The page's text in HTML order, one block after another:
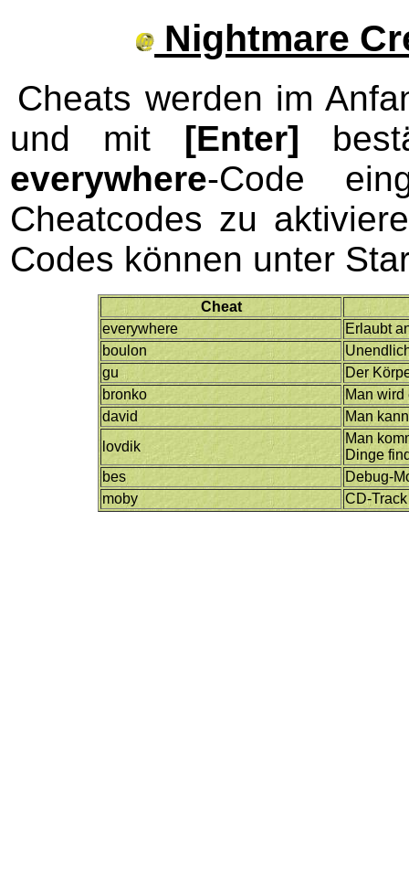
Nightmare
Cheats werden im
und mit [Enter]
everywhere-Code
Cheatcodes zu
Codes können unter
Cheat
everywhere
Erlaubt
boulon
gu
Der
bronko
Man wird
david
Man
lovdik
Man
Dinge
bes
Debug-
moby
CD-